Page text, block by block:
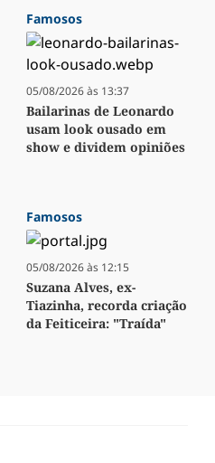
Famosos
05/08/2026 às 13:37
Bailarinas de Leonardo
usam look ousado em
show e dividem opiniões
Famosos
05/08/2026 às 12:15
Suzana Alves, ex-
Tiazinha, recorda criação
da Feiticeira: "Traída"